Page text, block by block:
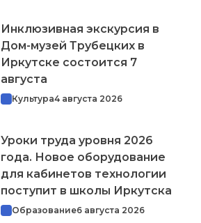
Инклюзивная экскурсия в
Дом-музей Трубецких в
Иркутске состоится 7
августа
Культура4 августа 2026
Уроки труда уровня 2026
года. Новое оборудование
для кабинетов технологии
поступит в школы Иркутска
Образование6 августа 2026